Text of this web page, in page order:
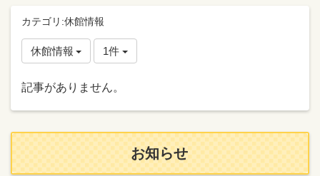
カテゴリ:休館情報
休館情報 1件
記事がありません。
お知らせ